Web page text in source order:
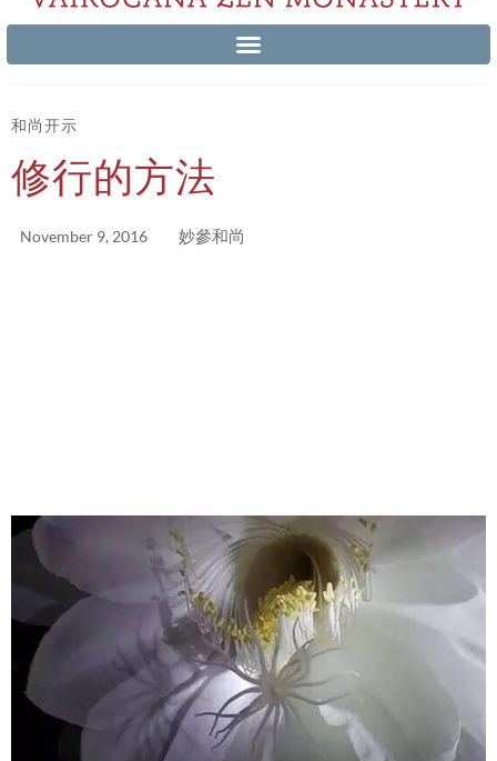
和尚开示
修行的方法
November 9, 2016 妙參和尚